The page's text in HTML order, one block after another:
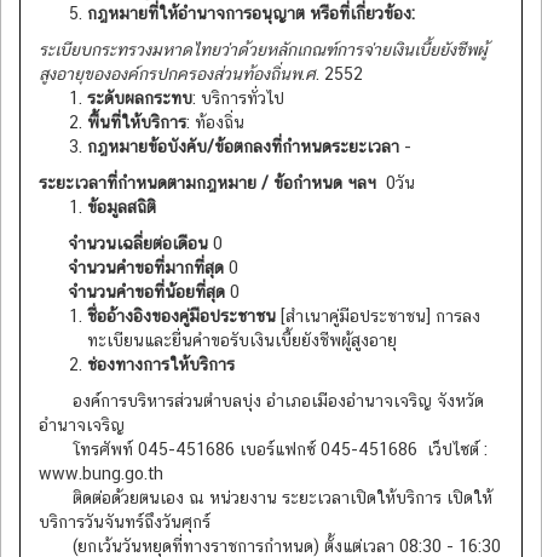
กฎหมายที่ให้อำนาจการอนุญาต หรือที่เกี่ยวข้อง:
ระเบียบกระทรวงมหาดไทยว่าด้วยหลักเกณฑ์การจ่ายเงินเบี้ยยังชีพผู้
สูงอายุขององค์กรปกครองส่วนท้องถิ่นพ.ศ. 2552
ระดับผลกระทบ: บริการทั่วไป
พื้นที่ให้บริการ: ท้องถิ่น
กฎหมายข้อบังคับ/ข้อตกลงที่กำหนดระยะเวลา -
ระยะเวลาที่กำหนดตามกฎหมาย / ข้อกำหนด ฯลฯ 0วัน
ข้อมูลสถิติ
จำนวนเฉลี่ยต่อเดือน 0
จำนวนคำขอที่มากที่สุด 0
จำนวนคำขอที่น้อยที่สุด 0
ชื่ออ้างอิงของคู่มือประชาชน [สำเนาคู่มือประชาชน] การลง
ทะเบียนและยื่นคำขอรับเงินเบี้ยยังชีพผู้สูงอายุ
ช่องทางการให้บริการ
องค์การบริหารส่วนตำบลบุ่ง อำเภอเมืองอำนาจเจริญ จังหวัด
อำนาจเจริญ
โทรศัพท์ 045-451686 เบอร์แฟกซ์ 045-451686 เว็ปไซต์ :
www.bung.go.th
ติดต่อด้วยตนเอง ณ หน่วยงาน ระยะเวลาเปิดให้บริการ เปิดให้
บริการวันจันทร์ถึงวันศุกร์
(ยกเว้นวันหยุดที่ทางราชการกำหนด) ตั้งแต่เวลา 08:30 - 16:30